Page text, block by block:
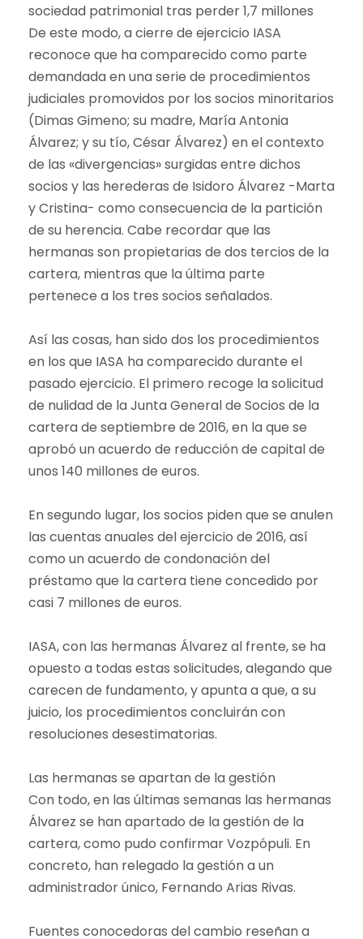
sociedad patrimonial tras perder 1,7 millones
De este modo, a cierre de ejercicio IASA
reconoce que ha comparecido como parte
demandada en una serie de procedimientos
judiciales promovidos por los socios minoritarios
(Dimas Gimeno; su madre, María Antonia
Álvarez; y su tío, César Álvarez) en el contexto
de las «divergencias» surgidas entre dichos
socios y las herederas de Isidoro Álvarez -Marta
y Cristina- como consecuencia de la partición
de su herencia. Cabe recordar que las
hermanas son propietarias de dos tercios de la
cartera, mientras que la última parte
pertenece a los tres socios señalados.
Así las cosas, han sido dos los procedimientos
en los que IASA ha comparecido durante el
pasado ejercicio. El primero recoge la solicitud
de nulidad de la Junta General de Socios de la
cartera de septiembre de 2016, en la que se
aprobó un acuerdo de reducción de capital de
unos 140 millones de euros.
En segundo lugar, los socios piden que se anulen
las cuentas anuales del ejercicio de 2016, así
como un acuerdo de condonación del
préstamo que la cartera tiene concedido por
casi 7 millones de euros.
IASA, con las hermanas Álvarez al frente, se ha
opuesto a todas estas solicitudes, alegando que
carecen de fundamento, y apunta a que, a su
juicio, los procedimientos concluirán con
resoluciones desestimatorias.
Las hermanas se apartan de la gestión
Con todo, en las últimas semanas las hermanas
Álvarez se han apartado de la gestión de la
cartera, como pudo confirmar Vozpópuli. En
concreto, han relegado la gestión a un
administrador único, Fernando Arias Rivas.
Fuentes conocedoras del cambio reseñan a